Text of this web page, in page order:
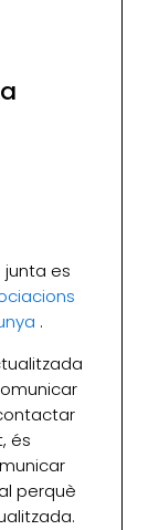
es
.
és
perquè